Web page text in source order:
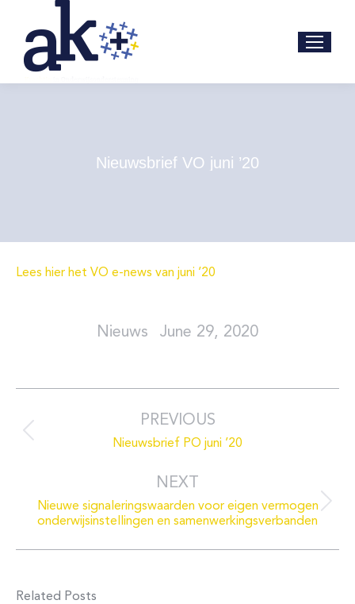
Nieuwsbrief VO juni ’20
Lees hier het VO e-news van juni ’20
June 29, 2020
PREVIOUS
Previous
post:
Nieuwsbrief PO juni ’20
NEXT
Next
post:
Nieuwe signaleringswaarden voor eigen vermogen
onderwijsinstellingen en samenwerkingsverbanden
Related Posts